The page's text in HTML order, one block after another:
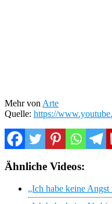
Mehr von Arte
Quelle: https://
Ähnliche Videos:
„Ich habe keine